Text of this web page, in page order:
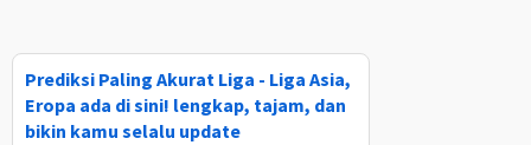
Prediksi Paling Akurat Liga - Liga Asia,
Eropa ada di sini! lengkap, tajam, dan
bikin kamu selalu update